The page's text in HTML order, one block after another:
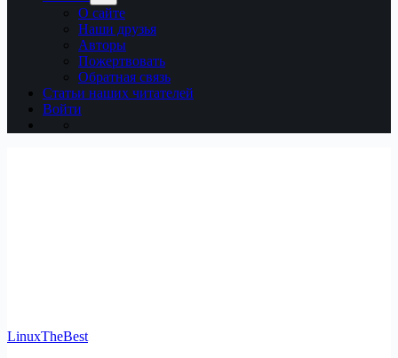
О сайте
Наши друзья
Авторы
Пожертвовать
Обратная связь
Статьи наших читателей
Войти
LinuxTheBest